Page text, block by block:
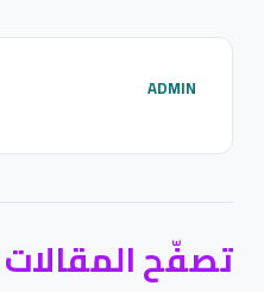
ADMIN
تصفّح المقالات